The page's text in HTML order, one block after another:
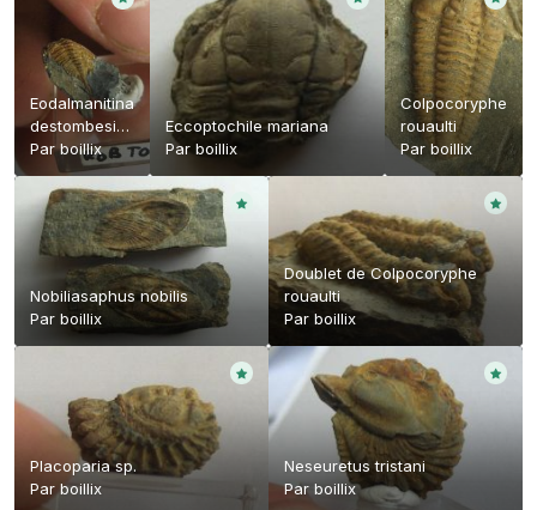
Eodalmanitina
destombesi
destombesi
Parboillix
Eccoptochile mariana
Par boillix
Colpocoryphe
rouaulti
Par boillix
Nobiliasaphus nobilis
Par boillix
Doublet de Colpocoryphe
rouaulti
Par boillix
Placoparia sp.
Parboillix
Neseuretus tristani
Par boillix